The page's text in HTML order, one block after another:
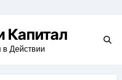
Капитал
в Действии